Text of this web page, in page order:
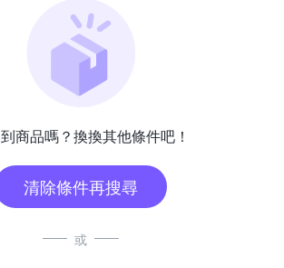
商品嗎？換換其他條件吧！
清除條件再搜尋
或